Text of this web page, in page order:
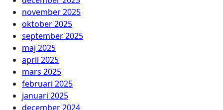
november 2025
oktober 2025
september 2025
maj 2025
april 2025
mars 2025
februari 2025
januari 2025
december 2024